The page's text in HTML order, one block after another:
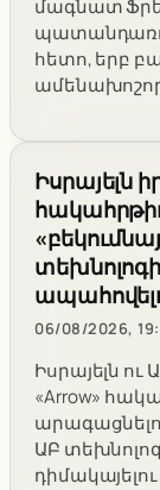
մագնատ
հետո, երբ
Իսրայելն
06/08/2026,
Իսրայելն
«Arrow»
ԱԲ